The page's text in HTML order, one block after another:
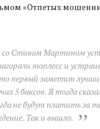
«Отпетых
Стивом Мартином
топлесс и
первый заметит
5 баксов. Я тогда
не будут платить за
Так и вышло.